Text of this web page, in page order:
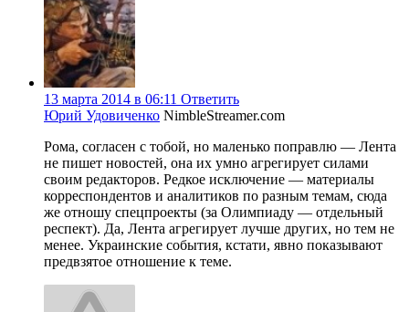
13 марта 2014 в 06:11 Ответить
Юрий Удовиченко NimbleStreamer.com
Рома, согласен с тобой, но маленько поправлю — Лента
не пишет новостей, она их умно агрегирует силами
своим редакторов. Редкое исключение — материалы
корреспондентов и аналитиков по разным темам, сюда
же отношу спецпроекты (за Олимпиаду — отдельный
респект). Да, Лента агрегирует лучше других, но тем не
менее. Украинские события, кстати, явно показывают
предвзятое отношение к теме.